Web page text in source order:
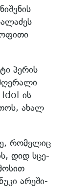
პერის
ის
ახალ
რო­მე­ლიც
დიდ სცე­
არე­ში­